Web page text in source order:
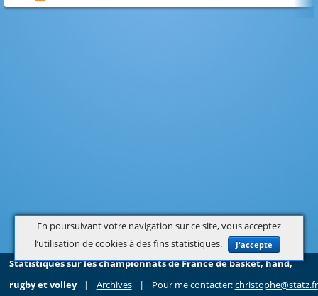
En poursuivant votre navigation sur ce site, vous acceptez
l’utilisation de cookies à des fins statistiques.
J'accepte
Statistiques sur les championnats de France de basket, hand,
rugby et volley
| Archives | Pour me contacter:christophe@statz.fr